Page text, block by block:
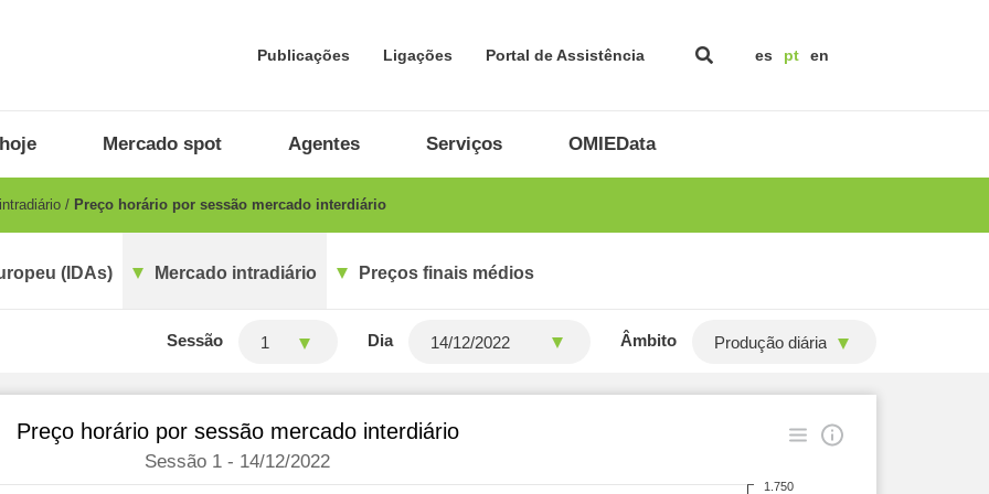
Publicações Ligações Portal de Assistência es pt en
Mercado spot Agentes Serviços OMIEData
Preço horário por sessão mercado interdiário
(IDAs) Mercado intradiário Preços finais médios
Sessão 1 Dia Âmbito Produção diária
Preço horário por sessão mercado interdiário
Sessão 1 - 14/12/2022
1.750